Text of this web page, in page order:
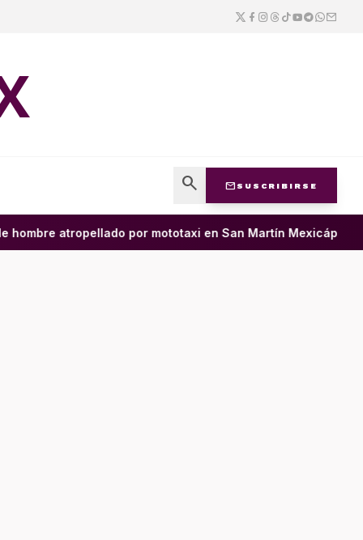
search mail SUSCRIBIRSE
atropellado por mototaxi en San Martín Mexicápam y